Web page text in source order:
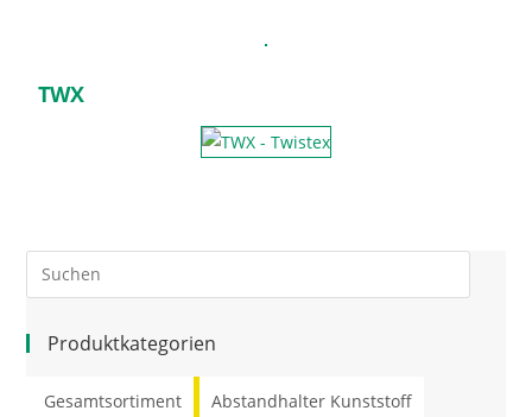
TWX
Produktkategorien
Gesamtsortiment Abstandhalter Kunststoff